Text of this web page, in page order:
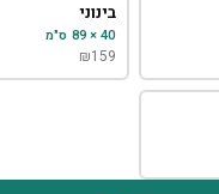
בינוני
40 × 89 ס"מ
₪159